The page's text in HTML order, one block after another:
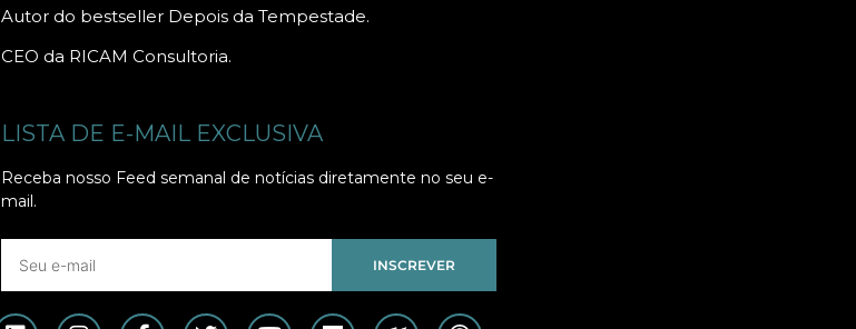
Autor do bestseller Depois da Tempestade.
CEO da RICAM Consultoria.
LISTA DE E-MAIL EXCLUSIVA
Receba nosso Feed semanal de notícias diretamente no seu e-
mail.
INSCREVER